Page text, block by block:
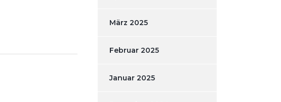
März 2025
Februar 2025
Januar 2025